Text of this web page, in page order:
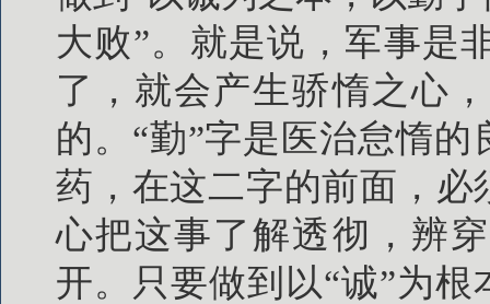
大败”。就是说，军事是
了，就会产生骄惰之心
的。“勤”字是医治怠惰
药，在这二字的前面，必
心把这事了解透彻，辨
开。只要做到以“诚”为根